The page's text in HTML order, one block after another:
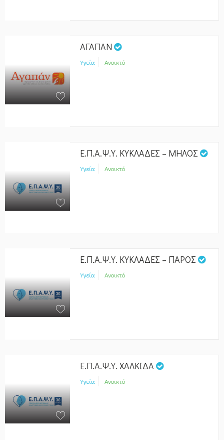
ΑΓΑΠΑΝ
Υγεία Ανοικτό
Ε.Π.Α.Ψ.Υ. ΚΥΚΛΑΔΕΣ – ΜΗΛΟΣ
Υγεία Ανοικτό
Ε.Π.Α.Ψ.Υ. ΚΥΚΛΑΔΕΣ – ΠΑΡΟΣ
Υγεία Ανοικτό
Ε.Π.Α.Ψ.Υ. ΧΑΛΚΙΔΑ
Υγεία Ανοικτό